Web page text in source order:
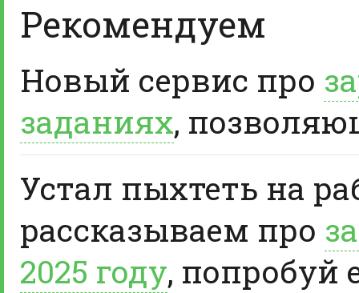
Рекомендуем
Новый сервис про
заданиях,
Устал пыхтеть на
рассказываем про
2025 году, попробуй